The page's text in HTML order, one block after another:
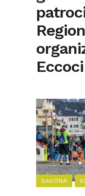
SAVONA